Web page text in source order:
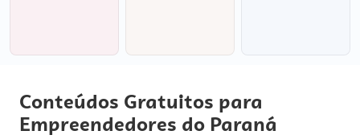
Conteúdos Gratuitos para
Empreendedores do Paraná